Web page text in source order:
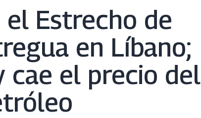
Estrecho de
en Líbano;
cae el precio del